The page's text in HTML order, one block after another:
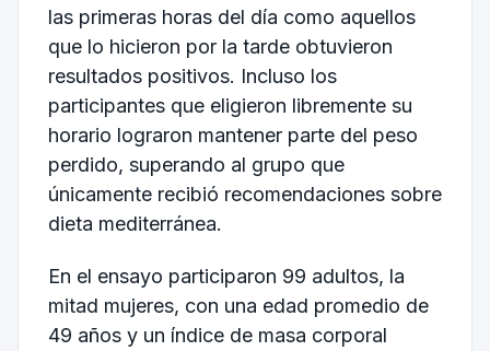
las primeras horas del día como aquellos
que lo hicieron por la tarde obtuvieron
resultados positivos. Incluso los
participantes que eligieron libremente su
horario lograron mantener parte del peso
perdido, superando al grupo que
únicamente recibió recomendaciones sobre
dieta mediterránea.
En el ensayo participaron 99 adultos, la
mitad mujeres, con una edad promedio de
49 años y un índice de masa corporal